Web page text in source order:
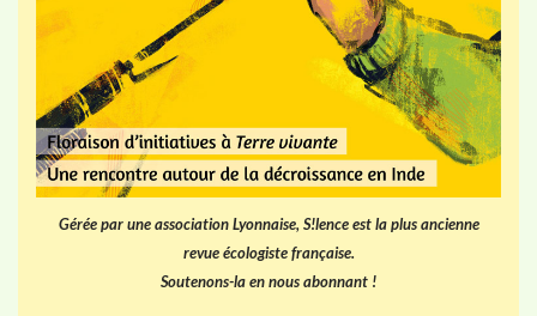
Gérée par une association Lyonnaise, S!lence est la plus ancienne
revue écologiste française.
Soutenons-la en nous abonnant !